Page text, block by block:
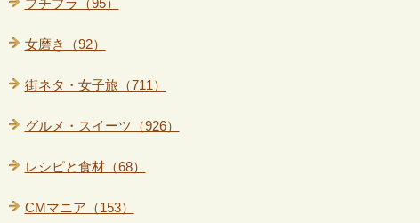
プチプラ（95）
女磨き（92）
街ネタ・女子旅（711）
グルメ・スイーツ（926）
レシピと食材（68）
CMマニア（153）